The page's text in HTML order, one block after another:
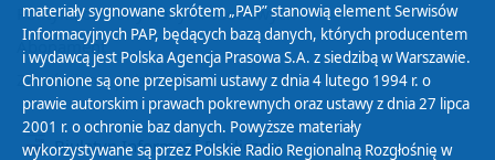
Polityka ochrony danych osobowych
Abonament
Zamówienia publiczne
Biuletyn Informacji Publicznej
materiały sygnowane skrótem „PAP” stanowią element Serwisów
Informacyjnych PAP, będących bazą danych, których producentem
i wydawcą jest Polska Agencja Prasowa S.A. z siedzibą w Warszawie.
Chronione są one przepisami ustawy z dnia 4 lutego 1994 r. o
prawie autorskim i prawach pokrewnych oraz ustawy z dnia 27 lipca
2001 r. o ochronie baz danych. Powyższe materiały
wykorzystywane są przez Polskie Radio Regionalną Rozgłośnię w